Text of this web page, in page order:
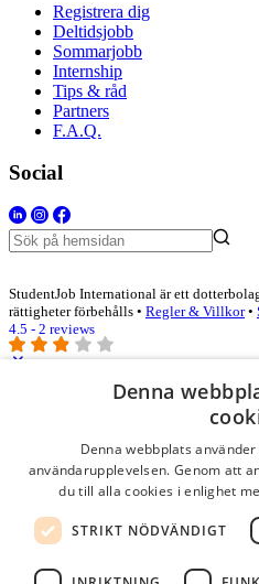
Registrera dig
Deltidsjobb
Sommarjobb
Internship
Tips & råd
Partners
F.A.Q.
Social
StudentJob International är ett
rättigheter förbehålls • Regler & Villkor•
4.5 - 2 reviews
Logga in som företag
Lösenord
kom ihåg mig
logga in
Denna
Denna webbplats
användarupplevelsen. Genom att
du till alla cookies i enlighet
STRIKT NÖDVÄNDIGT